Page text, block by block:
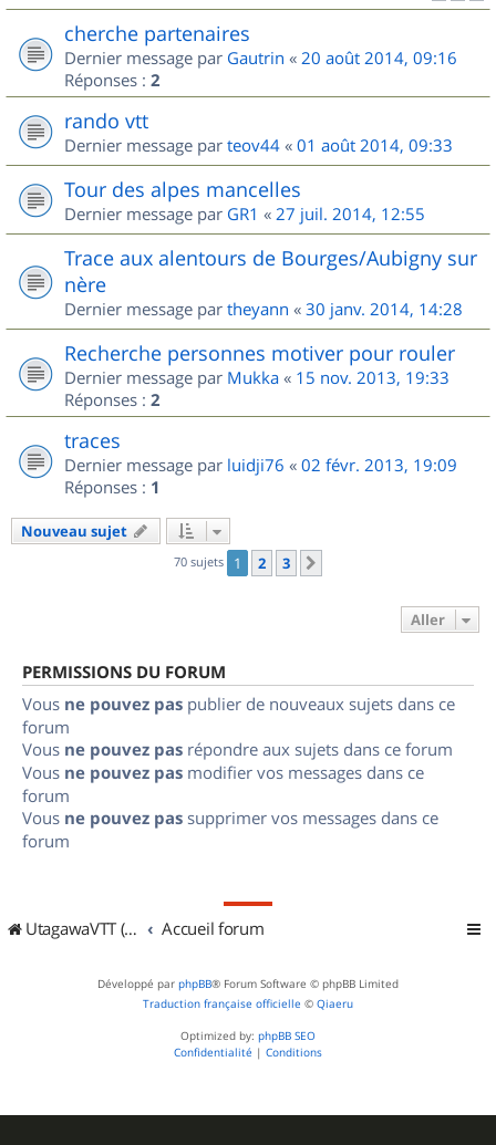
cherche partenaires
Dernier message par Gautrin « 20 août 2014, 09:16
Réponses : 2
rando vtt
Dernier message par teov44 « 01 août 2014, 09:33
Tour des alpes mancelles
Dernier message par GR1 « 27 juil. 2014, 12:55
Trace aux alentours de Bourges/Aubigny sur
nère
Dernier message par theyann « 30 janv. 2014, 14:28
Recherche personnes motiver pour rouler
Dernier message par Mukka « 15 nov. 2013, 19:33
Réponses : 2
traces
Dernier message par luidji76 « 02 févr. 2013, 19:09
Réponses : 1
Nouveau sujet
70 sujets 1 2 3
Aller
PERMISSIONS DU FORUM
Vous ne pouvez pas publier de nouveaux sujets dans ce
forum
Vous ne pouvez pas répondre aux sujets dans ce forum
Vous ne pouvez pas modifier vos messages dans ce
forum
Vous ne pouvez pas supprimer vos messages dans ce
forum
UtagawaVTT (Randos VTT et VTTAE avec traces GPS) Accueil forum
Développé par phpBB® Forum Software © phpBB Limited
Traduction française officielle © Qiaeru
Optimized by: phpBB SEO
Confidentialité | Conditions